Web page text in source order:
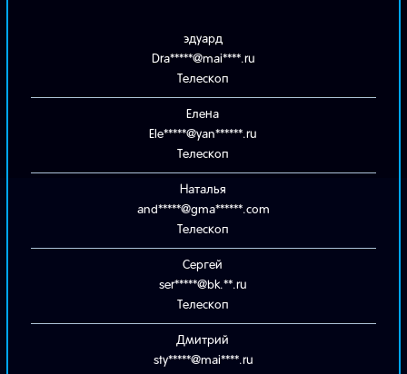
эдуард
Dra*****@mai****.ru
Телескоп
Елена
Ele*****@yan******.ru
Телескоп
Наталья
and*****@gma******.com
Телескоп
Сергей
ser*****@bk.**.ru
Телескоп
Дмитрий
sty*****@mai****.ru